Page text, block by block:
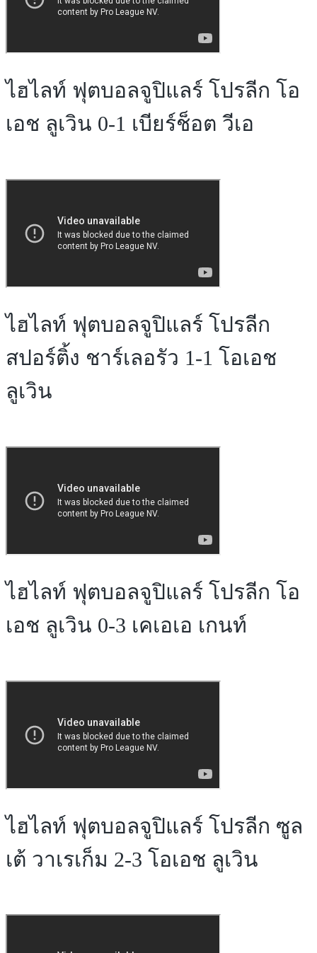
ไฮไลท์ ฟุตบอลจูปิแลร์ โปรลีก โอ
เอช ลูเวิน 0-1 เบียร์ช็อต วีเอ
ไฮไลท์ ฟุตบอลจูปิแลร์ โปรลีก
สปอร์ติ้ง ชาร์เลอรัว 1-1 โอเอช
ลูเวิน
ไฮไลท์ ฟุตบอลจูปิแลร์ โปรลีก โอ
เอช ลูเวิน 0-3 เคเอเอ เกนท์
ไฮไลท์ ฟุตบอลจูปิแลร์ โปรลีก ซูล
เต้ วาเรเก็ม 2-3 โอเอช ลูเวิน